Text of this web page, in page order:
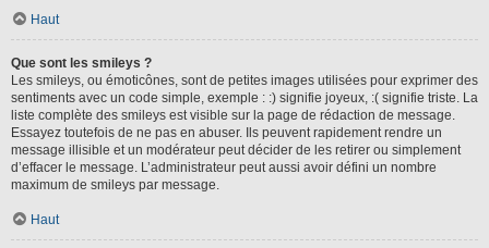
Haut
Que sont les smileys ?
Les smileys, ou émoticônes, sont de petites images utilisées pour exprimer des
sentiments avec un code simple, exemple : :) signifie joyeux, :( signifie triste. La
liste complète des smileys est visible sur la page de rédaction de message.
Essayez toutefois de ne pas en abuser. Ils peuvent rapidement rendre un
message illisible et un modérateur peut décider de les retirer ou simplement
d’effacer le message. L’administrateur peut aussi avoir défini un nombre
maximum de smileys par message.
Haut